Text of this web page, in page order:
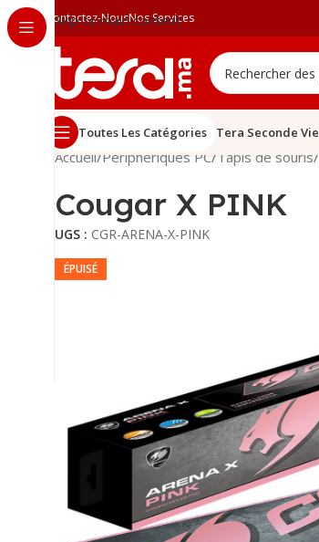
Skip to main content
Contactez-NousNos Services
Toutes Les Catégories Tera Seconde Vie
Accueil/Périphériques PC/ Tapis de souris/
Cougar X PINK
UGS : CGR-ARENA-X-PINK
ÉPUISÉ